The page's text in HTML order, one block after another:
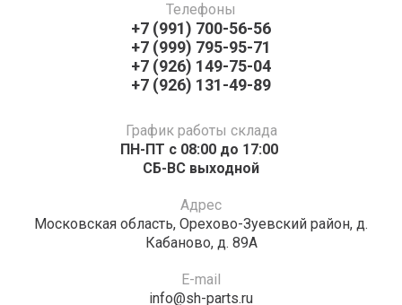
Телефоны
+7 (991) 700-56-56
+7 (999) 795-95-71
+7 (926) 149-75-04
+7 (926) 131-49-89
График работы склада
ПН-ПТ с 08:00 до 17:00 ​​​​​​
СБ-ВС выходной
Адрес
Московская область, Орехово-Зуевский район, д.
Кабаново, д. 89А
E-mail
info@sh-parts.ru